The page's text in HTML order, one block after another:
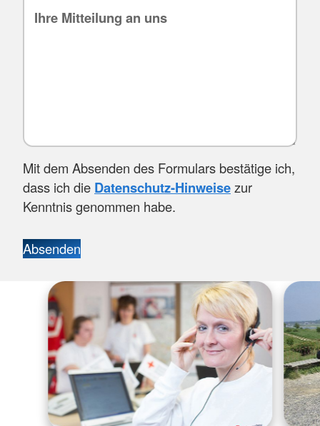
Mit dem Absenden des Formulars bestätige ich,
dass ich die Datenschutz-Hinweisezur
Kenntnis genommen habe.
Absenden